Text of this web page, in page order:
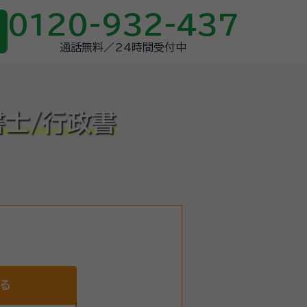
0120-932-437
通話無料／24時間受付中
士/行政書